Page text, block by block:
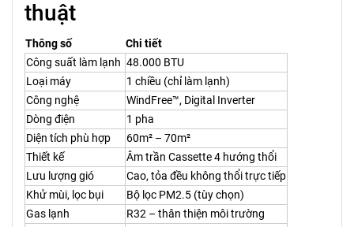
thuật
Thông số
Chi tiết
Công suất làm lạnh 48.000 BTU
Loại máy
1 chiều (chỉ làm lạnh)
Công nghệ
WindFree™, Digital Inverter
Dòng điện
1 pha
Diện tích phù hợp
60m² – 70m²
Thiết kế
Âm trần Cassette 4 hướng thổi
Lưu lượng gió
Cao, tỏa đều không thổi trực tiếp
Khử mùi, lọc bụi
Bộ lọc PM2.5 (tùy chọn)
Gas lạnh
R32 – thân thiện môi trường